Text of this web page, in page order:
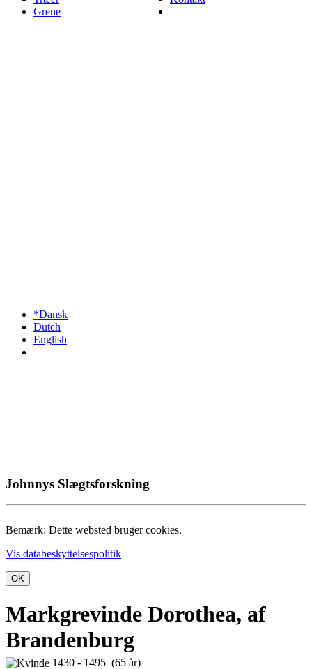
Grene
*Dansk
Dutch
English
Johnnys Slægtsforskning
Bemærk: Dette websted bruger cookies.
Vis databeskyttelsespolitik
OK
Markgrevinde Dorothea, af
Brandenburg
1430 - 1495 (65 år)